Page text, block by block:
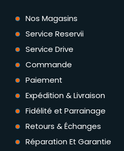
Nos Magasins
Service Reservii
Service Drive
Commande
Paiement
Expédition & Livraison
Fidélité et Parrainage
Retours & Échanges
Réparation Et Garantie